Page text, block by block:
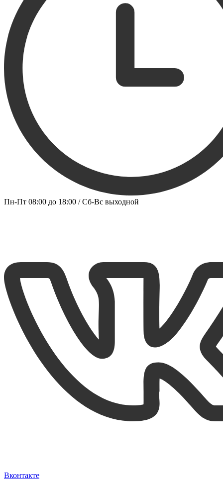
Пн-Пт 08:00 до 18:00 / Сб-Вс выходной
Вконтакте